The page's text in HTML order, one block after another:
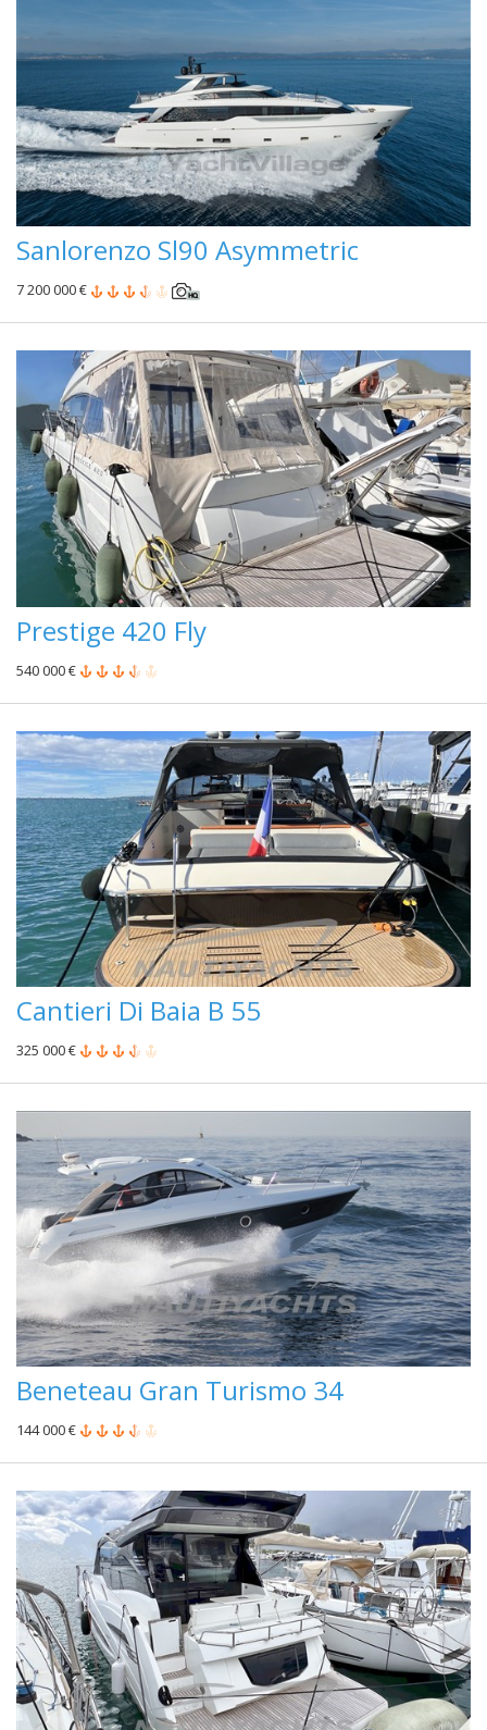
Sanlorenzo Sl90 Asymmetric
7 200 000 €
Prestige 420 Fly
540 000 €
Cantieri Di Baia B 55
325 000 €
Beneteau Gran Turismo 34
144 000 €